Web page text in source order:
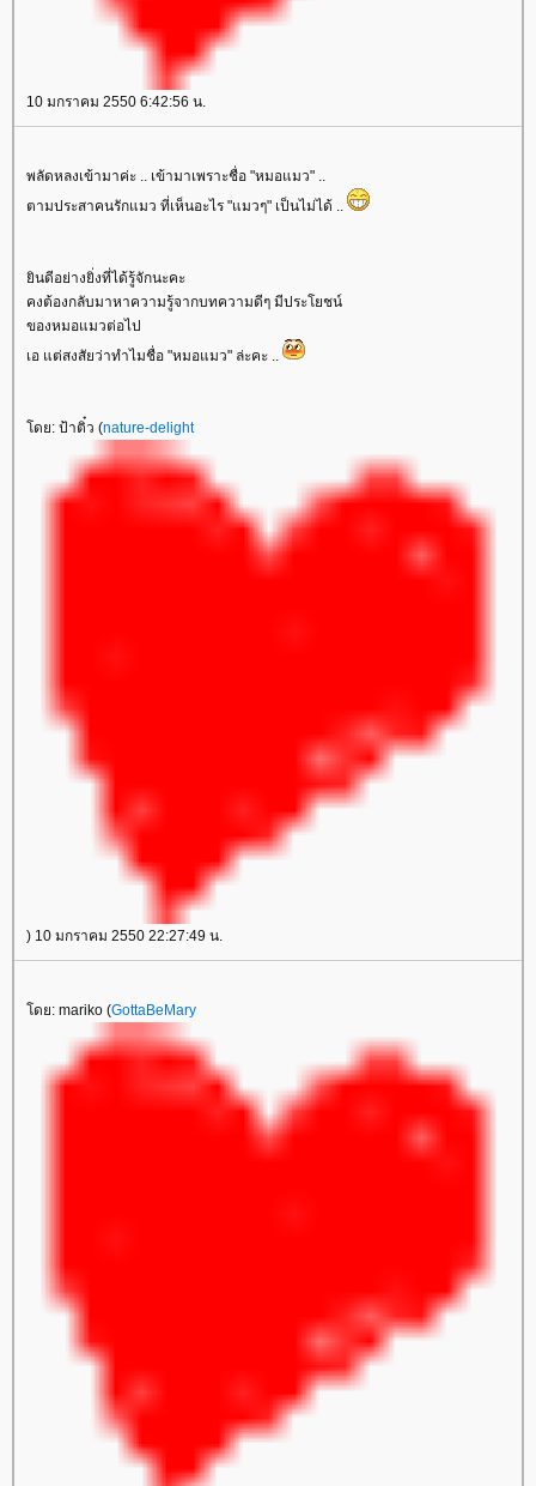
10 มกราคม 2550 6:42:56 น.
พลัดหลงเข้ามาค่ะ .. เข้ามาเพราะชื่อ "หมอแมว" ..
ตามประสาคนรักแมว ที่เห็นอะไร "แมวๆ" เป็นไม่ได้ ..
ินดีอย่างยิ่งที่ได้รู้จักนะคะ
คงต้องกลับมาหาความรู้จากบทความดีๆ มีประโยชน์
ของหมอแมวต่อไป
เอ แต่สงสัยว่าทำไมชื่อ "หมอแมว" ล่ะคะ ..
ดย: ป้าติ๋ว (nature-delight
) 10 มกราคม 2550 22:27:49 น.
ดย: mariko (GottaBeMary